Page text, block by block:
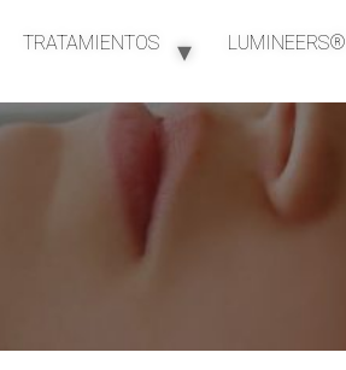
TRATAMIENTOS LUMINEERS®